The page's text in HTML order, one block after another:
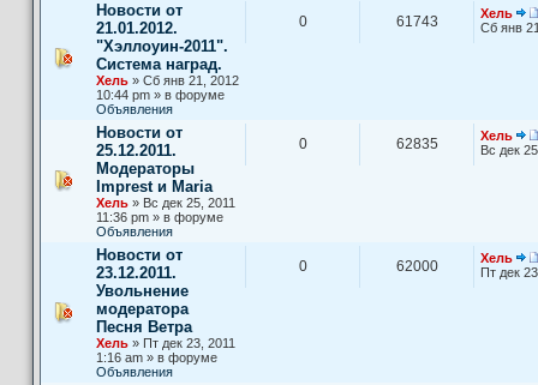
Новости от
21.01.2012.
"Хэллоуин-2011".
Система наград.
Хель » Сб янв 21, 2012
10:44 pm » в форуме
Объявления
0 61743
Хель
Сб янв
Новости от
25.12.2011.
Модераторы
Imprest и Maria
Хель » Вс дек 25, 2011
11:36 pm » в форуме
Объявления
0 62835
Хель
Вс дек
Новости от
23.12.2011.
Увольнение
модератора
Песня Ветра
Хель » Пт дек 23, 2011
1:16 am » в форуме
Объявления
0 62000
Хель
Пт дек